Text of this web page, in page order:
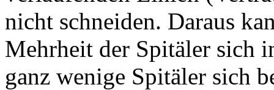
nicht schneiden. Daraus
Mehrheit der Spitäler sich
ganz wenige Spitäler sich